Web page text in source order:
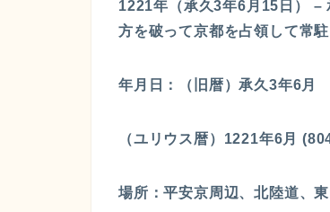
1221年（承久3年6月15日） –
方を破って京都を占領して常
年月日：（旧暦）承久3年6月
（ユリウス暦）1221年6月
場所：平安京周辺、北陸道、